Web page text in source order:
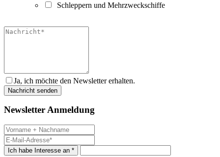
Schleppern und Mehrzweckschiffe
Ja, ich möchte den Newsletter erhalten.
Newsletter Anmeldung
Ich habe Interesse an *